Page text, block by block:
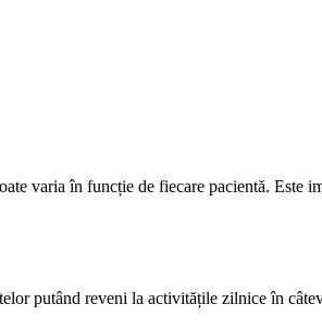
varia în funcție de fiecare pacientă.
putând reveni la activitățile zilnice în